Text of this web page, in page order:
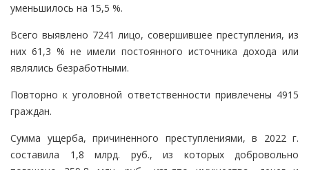
уменьшилось на 15,5 %.
Всего выявлено 7241 лицо, совершившее преступления, из
них 61,3 % не имели постоянного источника дохода или
являлись безработными.
Повторно к уголовной ответственности привлечены 4915
граждан.
Сумма ущерба, причиненного преступлениями, в 2022 г.
составила 1,8 млрд. руб., из которых добровольно